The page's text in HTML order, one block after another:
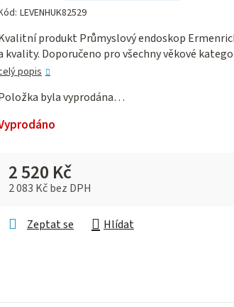
5
LEVENHUK82529
produkt Průmyslový endoskop
kvality. Doporučeno pro všechny věkové
popis
byla vyprodána…
2 520 Kč
2 083 Kč bez DPH
Zeptat se
Hlídat